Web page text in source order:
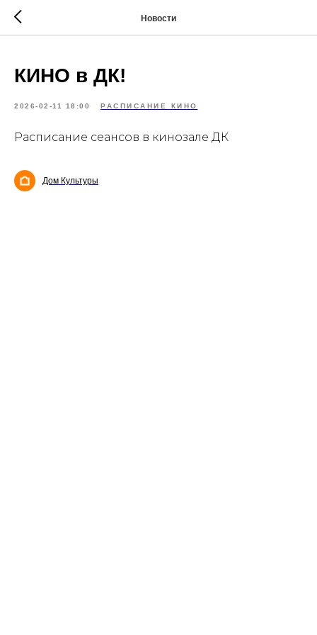
Новости
КИНО в ДК!
2026-02-11 18:00 РАСПИСАНИЕ КИНО
Расписание сеансов в кинозале ДК
Дом Культуры